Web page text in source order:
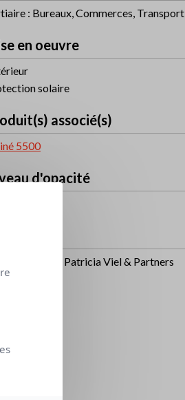
: Bureaux, Commerces, Transport
en oeuvre
solaire
associé(s)
5500
d'opacité
Citterio Patricia Viel & Partners